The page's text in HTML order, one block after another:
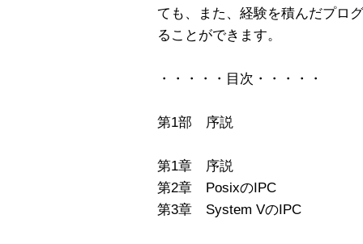
ても、また、経験を積んだプロ
ることができます。
・・・・・目次・・・・・
第1部 序説
第1章 序説
第2章 PosixのIPC
第3章 System VのIPC